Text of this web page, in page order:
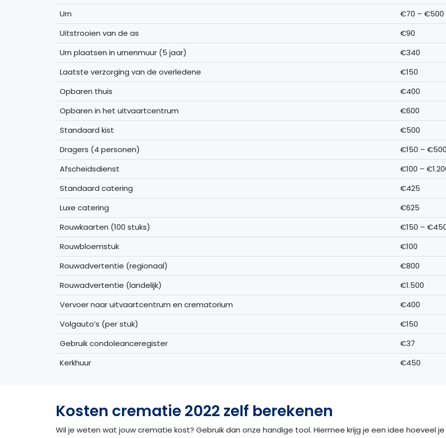
Urn
€70 – €500
Uitstrooien van de as
€90
Urn plaatsen in urnenmuur (5 jaar)
€340
Laatste verzorging van de overledene
€150
Opbaren thuis
€400
Opbaren in het uitvaartcentrum
€600
Standaard kist
€500
Dragers (4 personen)
€150 – €500
Afscheidsdienst
€100 –
Standaard catering
€425
Luxe catering
€625
Rouwkaarten (100 stuks)
€150 –
Rouwbloemstuk
€100
Rouwadvertentie (regionaal)
€800
Rouwadvertentie (landelijk)
€1.500
Vervoer naar uitvaartcentrum en crematorium
€400
Volgauto’s (per stuk)
€150
Gebruik condoleanceregister
€37
Kerkhuur
€450
Kosten crematie 2022 zelf berekenen
Wil je weten wat jouw crematie kost? Gebruik dan onze handige tool. Hiermee krijg je een idee hoeveel